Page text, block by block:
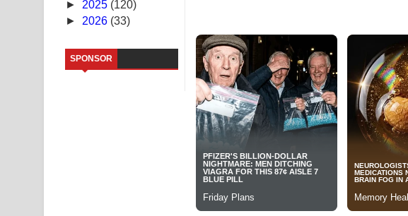
Sandata Duka Hithila Song Lyrics - සඳට දුක හිතිලා ගීතයේ පද පෙළ
Sihina Song Lyrics - සිහින ගීතයේ පද පෙළ
Father Song Lyrics - ෆාදර් ගීතයේ පද පෙළ
Dannawada Mawa Song Lyrics - දන්නවාද මාව ගීතයේ පද පෙළ
NEENA Song Lyrics - නීනා ගීතයේ පද පෙළ
Ahimi Wimai Himi Song Lyrics - අහිමි විමයි හිමි ගීතයේ පද පෙළ
Mathaka Parana Song Lyrics - මතක පාරනා ගීතයේ පද පෙළ
► 2025 (120)
► 2026 (33)
SPONSOR